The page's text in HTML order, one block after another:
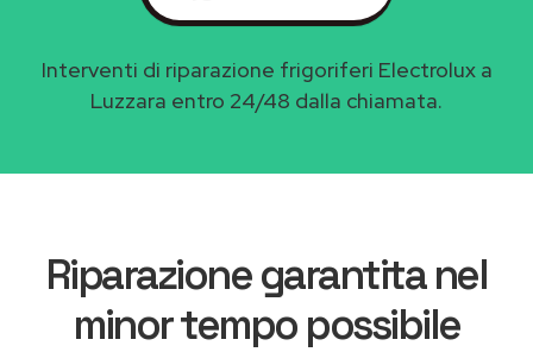
Interventi di riparazione frigoriferi Electrolux a
Luzzara entro 24/48 dalla chiamata.
Riparazione garantita nel
minor tempo possibile